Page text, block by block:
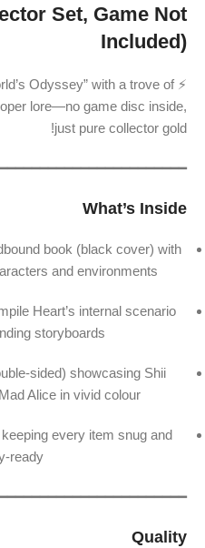
Set, Game Not
Included)
Odyssey” with a trove of
lore—no game disc inside,
just pure collector gold!
What’s Inside
book (black cover) with
and environments.
Heart’s internal scenario
storyboards.
sided) showcasing Shii
Alice in vivid colour.
every item snug and
ready.
Quality